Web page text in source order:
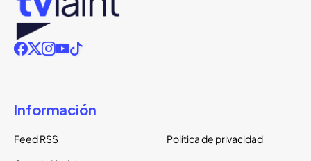
Información
Feed RSS
Política de privacidad